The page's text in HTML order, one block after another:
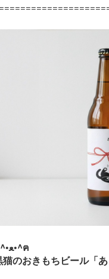
ฅ^•ﻌ•^ฅ
猫のおきもちビール「